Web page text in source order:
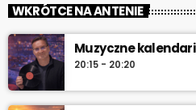
Scholz, muzyka biesiadna,
pozdrowienia na antenie.
WKRÓTCE NA ANTENIE
Muzyczne
20:15 - 20:20